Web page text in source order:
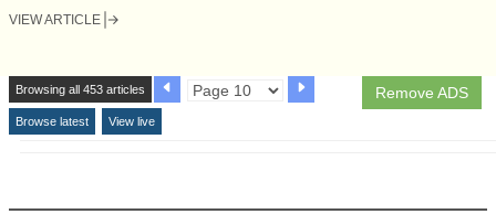
VIEW ARTICLE
Remove ADS
Browsing all 453 articles
Browse latest View live